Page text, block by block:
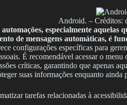
Android. – Créditos:
especialmente aquelas
de mensagens automáticas, é
configurações específicas para
É recomendável acessar o menu
críticas, garantindo que apenas
suas informações enquanto ainda
tarefas relacionadas à